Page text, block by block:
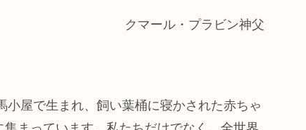
クマール・プラビン神父
屋で生まれ、飼い葉桶に寝かされた赤ちゃ